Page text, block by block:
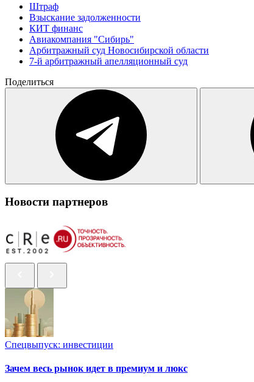
Штраф
Взыскание задолженности
КИТ финанс
Авиакомпания "Сибирь"
Арбитражный суд Новосибирской области
7-й арбитражный апелляционный суд
Поделиться
Новости партнеров
Спецвыпуск: инвестиции
Зачем весь рынок идет в премиум и люкс